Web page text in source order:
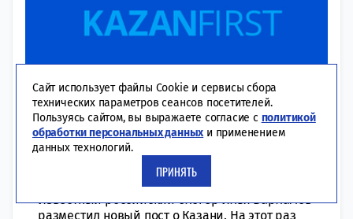
11:15 | 06-08-2019 ОБЩЕСТВО
Так блогер отреагировал на жалобы казанцев
по поводу большого количества ограждений.
Известный российский блогер Илья Варламов
разместил новый пост о Казани. На этот раз
Сайт использует файлы Cookie и сервисы сбора
технических параметров сеансов посетителей.
Пользуясь сайтом, вы выражаете согласие с политикой
обработки персональных данных и применением
данных технологий.
ПРИНЯТЬ